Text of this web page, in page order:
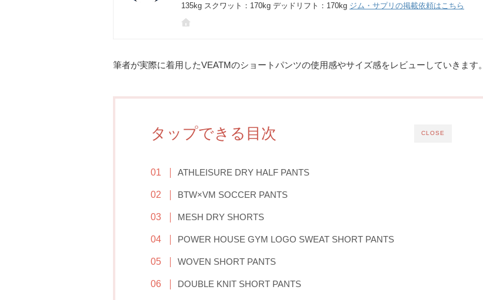
135kg スクワット：170kg デッドリフト：170kg ジム・サプリの掲載依頼はこちら
筆者が実際に着用したVEATMのショートパンツの使用感やサイズ感をレビューしていきます。
CLOSE
タップできる目次
ATHLEISURE DRY HALF PANTS
BTW×VM SOCCER PANTS
MESH DRY SHORTS
POWER HOUSE GYM LOGO SWEAT SHORT PANTS
WOVEN SHORT PANTS
DOUBLE KNIT SHORT PANTS